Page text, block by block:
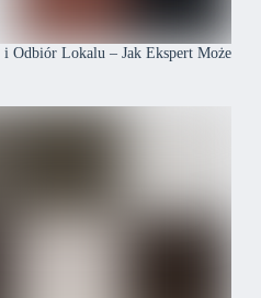
Odbiór Lokalu – Jak Ekspert Może